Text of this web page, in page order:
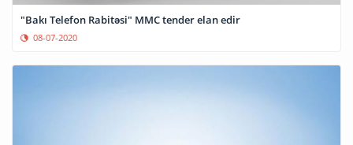
"Bakı Telefon Rabitəsi" MMC tender elan edir
08-07-2020